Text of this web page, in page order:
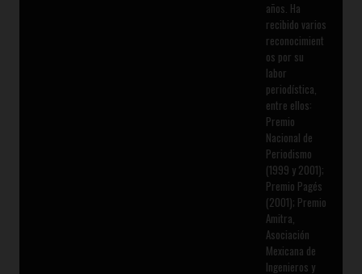
años. Ha
recibido varios
reconocimient
os por su
labor
periodística,
entre ellos:
Premio
Nacional de
Periodismo
(1999 y 2001);
Premio Pagés
(2001); Premio
Amitra,
Asociación
Mexicana de
Ingenieros y